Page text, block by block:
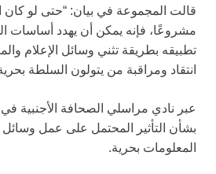
قالت المجموعة في بيان: “حتى لو كان
مشروعًا، فإنه يمكن أن يهدد أساسات
تطبيقه بطريقة تثني وسائل الإعلام
انتقاد ومراقبة من يتولون السلطة
عبر نادي مراسلي الصحافة الأجنبية
بشأن التأثير المحتمل على عمل وسائل
المعلومات بحرية.